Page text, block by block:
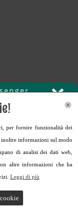
per fornire funzionalità dei
informazioni sul modo
di analisi dei dati web,
altre informazioni che ha
Leggi di più